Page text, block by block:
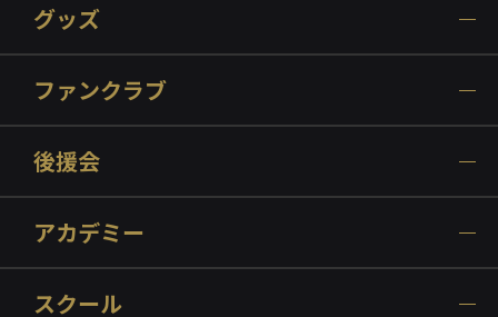
グッズ
ファンクラブ
後援会
アカデミー
スクール